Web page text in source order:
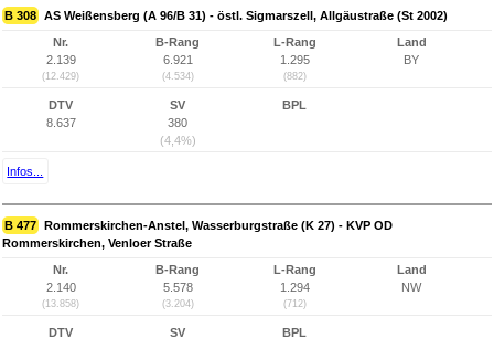
B 308 AS Weißensberg (A 96/B 31) - östl. Sigmarszell, Allgäustraße (St 2002)
Nr.
2.139
(12.429)
B-Rang
6.921
(4.534)
L-Rang
1.295
(882)
Land
BY
DTV
8.637
SV
380
(4,4%)
BPL
Infos...
B 477 Rommerskirchen-Anstel, Wasserburgstraße (K 27) - KVP OD
Rommerskirchen, Venloer Straße
Nr.
2.140
(13.858)
B-Rang
5.578
(3.204)
L-Rang
1.294
(712)
Land
NW
DTV
SV
BPL